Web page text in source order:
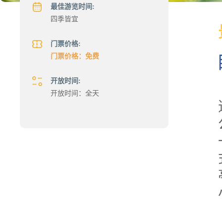
最佳游览时间:
四季皆宜
门票价格:
门票价格：免费
开放时间:
开放时间：全天